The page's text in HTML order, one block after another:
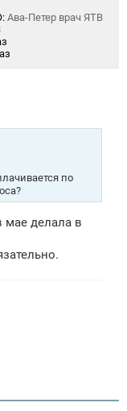
Ава-Петер врач ЯТВ
по
мае делала в